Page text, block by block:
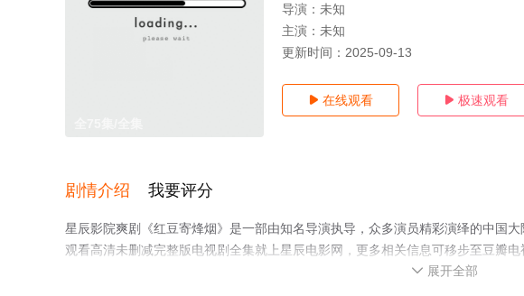
导演： 未知
主演： 未知
更新时间： 2025-09-13
 在线观看  极速观看
剧情介绍 我要评分
星辰影院爽剧《红豆寄烽烟》是一部由知名导演执导，众多演员精彩演绎的中国
观看高清未删减完整版电视剧全集就上星辰电影网，更多相关信息可移步至豆瓣电
 展开全部